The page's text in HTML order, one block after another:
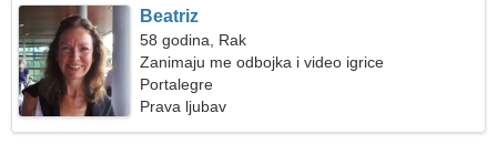
Beatriz
58 godina, Rak
Zanimaju me odbojka i video igrice
Portalegre
Prava ljubav